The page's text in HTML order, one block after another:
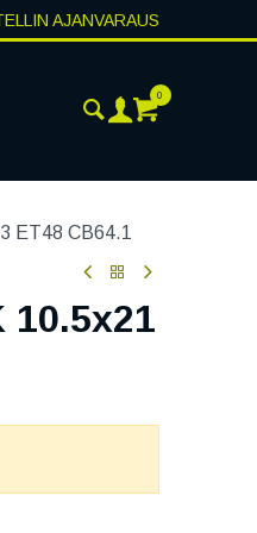
AJANVARAUS
0
ET48 CB64.1
10.5x21